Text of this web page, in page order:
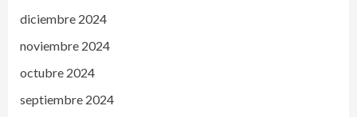
diciembre 2024
noviembre 2024
octubre 2024
septiembre 2024